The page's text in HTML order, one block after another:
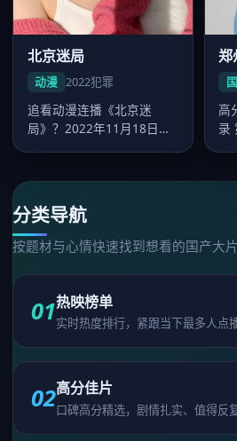
北京迷局
动漫 2022犯罪
追看动漫连播《北京迷
局》？2022年11月18日起
郑
高
录
分类导航
按题材与心情快速找到想看的国产大片
01热映榜单
实时热度排行，紧跟当下最多人点
02高分佳片
口碑高分精选，剧情扎实、值得反